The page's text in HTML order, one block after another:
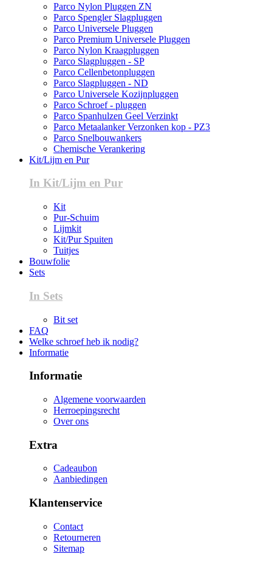
Parco Nylon Pluggen ZN
Parco Spengler Slagpluggen
Parco Universele Pluggen
Parco Premium Universele Pluggen
Parco Nylon Kraagpluggen
Parco Slagpluggen - SP
Parco Cellenbetonpluggen
Parco Slagpluggen - ND
Parco Universele Kozijnpluggen
Parco Schroef - pluggen
Parco Spanhulzen Geel Verzinkt
Parco Metaalanker Verzonken kop - PZ3
Parco Snelbouwankers
Chemische Verankering
Kit/Lijm en Pur
In Kit/Lijm en Pur
Kit
Pur-Schuim
Lijmkit
Kit/Pur Spuiten
Tuitjes
Bouwfolie
Sets
In Sets
Bit set
FAQ
Welke schroef heb ik nodig?
Informatie
Informatie
Algemene voorwaarden
Herroepingsrecht
Over ons
Extra
Cadeaubon
Aanbiedingen
Klantenservice
Contact
Retourneren
Sitemap